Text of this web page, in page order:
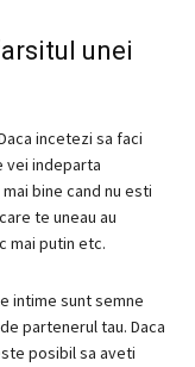
unei
incetezi sa faci
vei indeparta
bine cand nu esti
te uneau au
mai putin etc.
intime sunt semne
partenerul tau. Daca
posibil sa aveti